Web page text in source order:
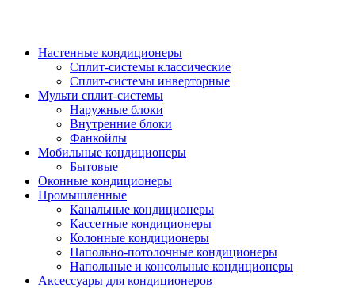
Настенные кондиционеры
Сплит-системы классические
Сплит-системы инверторные
Мульти сплит-системы
Наружные блоки
Внутренние блоки
Фанкойлы
Мобильные кондиционеры
Бытовые
Оконные кондиционеры
Промышленные
Канальные кондиционеры
Кассетные кондиционеры
Колонные кондиционеры
Напольно-потолочные кондиционеры
Напольные и консольные кондиционеры
Аксессуары для кондиционеров